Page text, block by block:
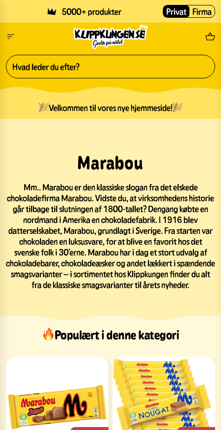
5000+ produkter Privat Firma
Velkommen til vores nye hjemmeside!
Marabou
Mm.. Marabou er den klassiske slogan fra det elskede
chokoladefirma Marabou. Vidste du, at virksomhedens historie
går tilbage til slutningen af 1800-tallet? Dengang købte en
nordmand i Amerika en chokoladefabrik. I 1916 blev
datterselskabet, Marabou, grundlagt i Sverige. Fra starten var
chokoladen en luksusvare, for at blive en favorit hos det
svenske folk i 30'erne. Marabou har i dag et stort udvalg af
chokoladebarer, chokoladeæsker og andet lækkert i spændende
smagsvarianter – i sortimentet hos Klippkungen finder du alt
fra de klassiske smagsvarianter til årets nyheder.
Populært i denne kategori